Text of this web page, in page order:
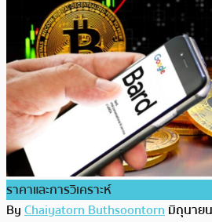
ราคาและการวิเคราะห์
ByChaiyatorn Buthsoontornมิถุนาย